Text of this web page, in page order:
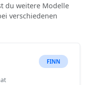
du weitere Modelle
verschiedenen
FINN